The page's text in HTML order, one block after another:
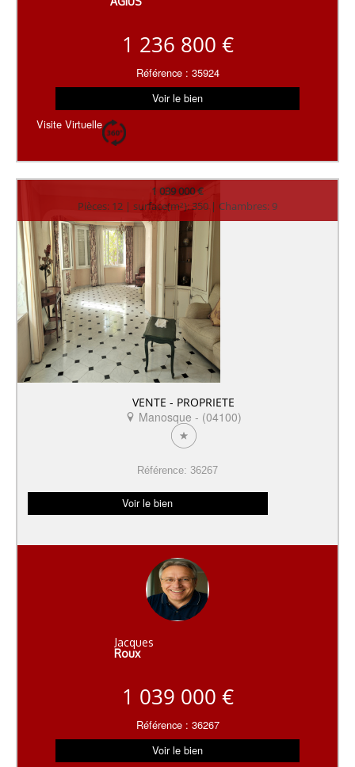
1 236 800 €
Référence : 35924
Voir le bien
Visite Virtuelle
1 039 000 €
Pièces: 12 | surface(m²): 350 | Chambres: 9
VENTE - PROPRIETE
Manosque - (04100)
Référence: 36267
Voir le bien
Jacques
Roux
1 039 000 €
Référence : 36267
Voir le bien